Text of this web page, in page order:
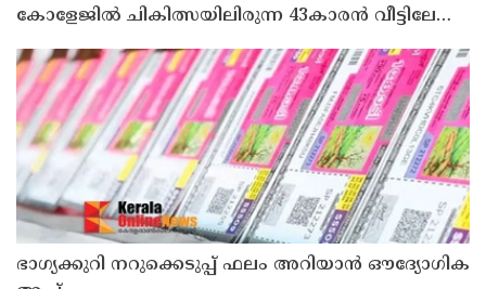
കോളേജിൽ ചികിത്സയിലിരുന്ന 43കാരൻ വീട്ടിലേക്ക്
ഭാഗ്യക്കുറി നറുക്കെടുപ്പ് ഫലം അറിയാൻ ഔദ്യോഗിക